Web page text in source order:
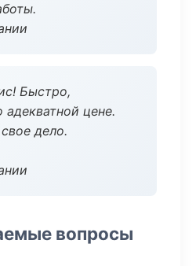
Быстро,
адекватной цене.
дело.
вопросы